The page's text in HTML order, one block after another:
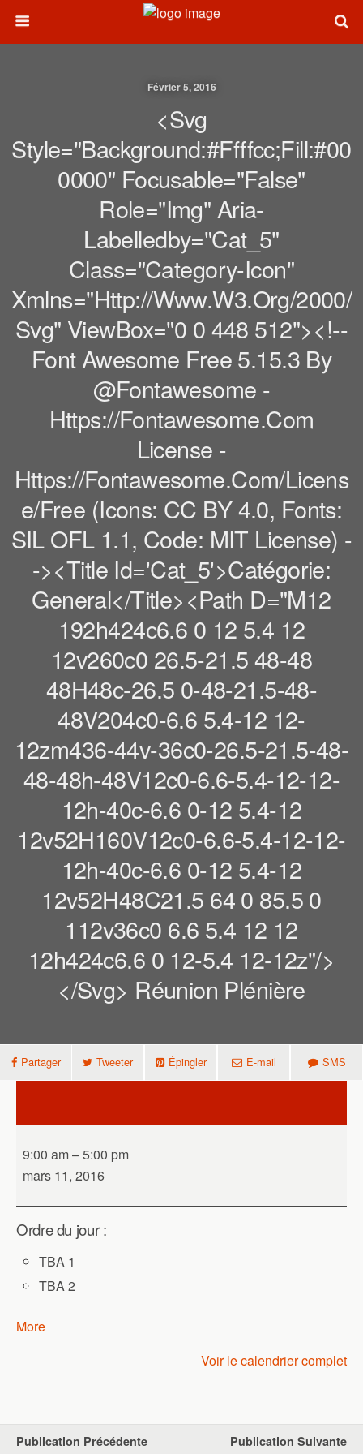
Février 5, 2016
<svg
Style="background:#ffffcc;fill:#00
0000" Focusable="false"
Role="img" Aria-
Labelledby="cat_5"
Class="category-Icon"
Xmlns="http://www.w3.org/2000/
Svg" ViewBox="0 0 448 512"><!--
Font Awesome Free 5.15.3 By
@fontawesome -
Https://fontawesome.com
License -
Https://fontawesome.com/licens
E/free (Icons: CC BY 4.0, Fonts:
SIL OFL 1.1, Code: MIT License) -
-><title Id='cat_5'>Catégorie:
General</title><path D="M12
192h424c6.6 0 12 5.4 12
12v260c0 26.5-21.5 48-48
48H48c-26.5 0-48-21.5-48-
48V204c0-6.6 5.4-12 12-
12zm436-44v-36c0-26.5-21.5-48-
48-48h-48V12c0-6.6-5.4-12-12-
12h-40c-6.6 0-12 5.4-12
12v52H160V12c0-6.6-5.4-12-12-
12h-40c-6.6 0-12 5.4-12
12v52H48C21.5 64 0 85.5 0
112v36c0 6.6 5.4 12 12
12h424c6.6 0 12-5.4 12-12z"/>
</svg> Réunion Plénière
Partager Tweeter Épingler E-mail SMS
9:00 am–5:00 pm
mars 11, 2016
Ordre du jour :
TBA 1
TBA 2
Moreabout
Voir le calendrier complet
Publication Précédente Publication Suivante